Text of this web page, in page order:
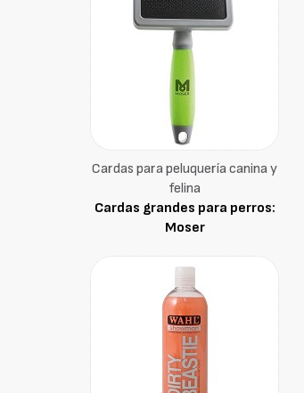
Cardas para peluquería canina y
felina
Cardas grandes para perros:
Moser